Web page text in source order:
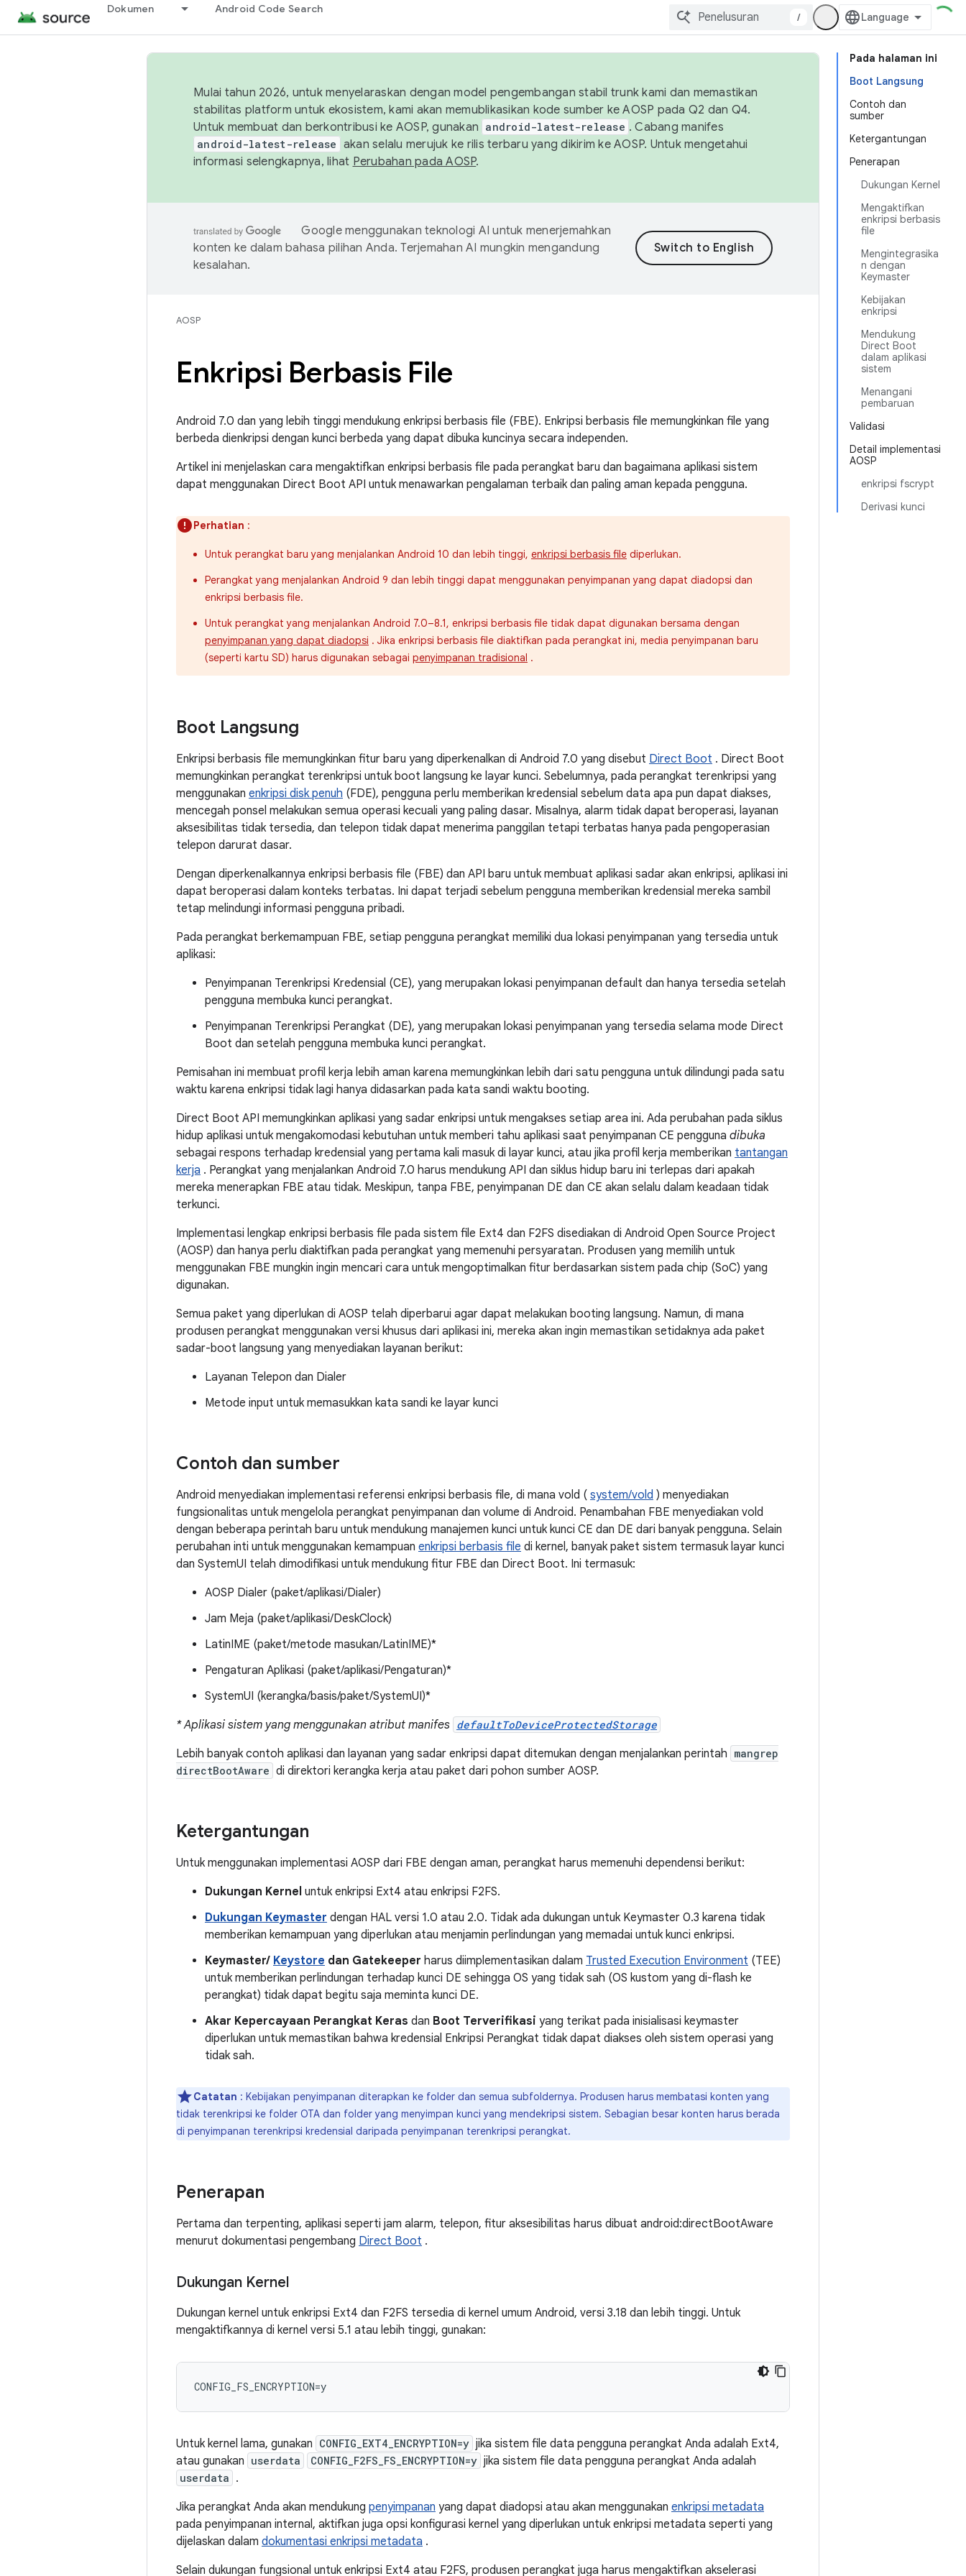
Dokumen Android Code Search
/
Pada halaman ini
Boot Langsung
Contoh dan
sumber
Ketergantungan
Penerapan
Dukungan Kernel
Mengaktifkan
enkripsi berbasis
file
Mengintegrasika
n dengan
Keymaster
Kebijakan
enkripsi
Mendukung
Direct Boot
dalam aplikasi
sistem
Menangani
pembaruan
Validasi
Detail implementasi
AOSP
enkripsi fscrypt
Derivasi kunci
Mulai tahun 2026, untuk menyelaraskan dengan model pengembangan stabil trunk kami dan memastikan
stabilitas platform untuk ekosistem, kami akan memublikasikan kode sumber ke AOSP pada Q2 dan Q4.
Untuk membuat dan berkontribusi ke AOSP, gunakan android-latest-release . Cabang manifes
android-latest-release akan selalu merujuk ke rilis terbaru yang dikirim ke AOSP. Untuk mengetahui
informasi selengkapnya, lihat Perubahan pada AOSP.
Google menggunakan teknologi AI untuk menerjemahkan
konten ke dalam bahasa pilihan Anda. Terjemahan AI mungkin mengandung
kesalahan.
AOSP
Enkripsi Berbasis File
Android 7.0 dan yang lebih tinggi mendukung enkripsi berbasis file (FBE). Enkripsi berbasis file memungkinkan file yang
berbeda dienkripsi dengan kunci berbeda yang dapat dibuka kuncinya secara independen.
Artikel ini menjelaskan cara mengaktifkan enkripsi berbasis file pada perangkat baru dan bagaimana aplikasi sistem
dapat menggunakan Direct Boot API untuk menawarkan pengalaman terbaik dan paling aman kepada pengguna.
Perhatian :
Untuk perangkat baru yang menjalankan Android 10 dan lebih tinggi, enkripsi berbasis file diperlukan.
Perangkat yang menjalankan Android 9 dan lebih tinggi dapat menggunakan penyimpanan yang dapat diadopsi dan
enkripsi berbasis file.
Untuk perangkat yang menjalankan Android 7.0–8.1, enkripsi berbasis file tidak dapat digunakan bersama dengan
penyimpanan yang dapat diadopsi . Jika enkripsi berbasis file diaktifkan pada perangkat ini, media penyimpanan baru
(seperti kartu SD) harus digunakan sebagai penyimpanan tradisional .
Boot Langsung
Enkripsi berbasis file memungkinkan fitur baru yang diperkenalkan di Android 7.0 yang disebut Direct Boot . Direct Boot
memungkinkan perangkat terenkripsi untuk boot langsung ke layar kunci. Sebelumnya, pada perangkat terenkripsi yang
menggunakan enkripsi disk penuh (FDE), pengguna perlu memberikan kredensial sebelum data apa pun dapat diakses,
mencegah ponsel melakukan semua operasi kecuali yang paling dasar. Misalnya, alarm tidak dapat beroperasi, layanan
aksesibilitas tidak tersedia, dan telepon tidak dapat menerima panggilan tetapi terbatas hanya pada pengoperasian
telepon darurat dasar.
Dengan diperkenalkannya enkripsi berbasis file (FBE) dan API baru untuk membuat aplikasi sadar akan enkripsi, aplikasi ini
dapat beroperasi dalam konteks terbatas. Ini dapat terjadi sebelum pengguna memberikan kredensial mereka sambil
tetap melindungi informasi pengguna pribadi.
Pada perangkat berkemampuan FBE, setiap pengguna perangkat memiliki dua lokasi penyimpanan yang tersedia untuk
aplikasi:
Penyimpanan Terenkripsi Kredensial (CE), yang merupakan lokasi penyimpanan default dan hanya tersedia setelah
pengguna membuka kunci perangkat.
Penyimpanan Terenkripsi Perangkat (DE), yang merupakan lokasi penyimpanan yang tersedia selama mode Direct
Boot dan setelah pengguna membuka kunci perangkat.
Pemisahan ini membuat profil kerja lebih aman karena memungkinkan lebih dari satu pengguna untuk dilindungi pada satu
waktu karena enkripsi tidak lagi hanya didasarkan pada kata sandi waktu booting.
Direct Boot API memungkinkan aplikasi yang sadar enkripsi untuk mengakses setiap area ini. Ada perubahan pada siklus
hidup aplikasi untuk mengakomodasi kebutuhan untuk memberi tahu aplikasi saat penyimpanan CE pengguna dibuka
sebagai respons terhadap kredensial yang pertama kali masuk di layar kunci, atau jika profil kerja memberikan tantangan
kerja . Perangkat yang menjalankan Android 7.0 harus mendukung API dan siklus hidup baru ini terlepas dari apakah
mereka menerapkan FBE atau tidak. Meskipun, tanpa FBE, penyimpanan DE dan CE akan selalu dalam keadaan tidak
terkunci.
Implementasi lengkap enkripsi berbasis file pada sistem file Ext4 dan F2FS disediakan di Android Open Source Project
(AOSP) dan hanya perlu diaktifkan pada perangkat yang memenuhi persyaratan. Produsen yang memilih untuk
menggunakan FBE mungkin ingin mencari cara untuk mengoptimalkan fitur berdasarkan sistem pada chip (SoC) yang
digunakan.
Semua paket yang diperlukan di AOSP telah diperbarui agar dapat melakukan booting langsung. Namun, di mana
produsen perangkat menggunakan versi khusus dari aplikasi ini, mereka akan ingin memastikan setidaknya ada paket
sadar-boot langsung yang menyediakan layanan berikut:
Layanan Telepon dan Dialer
Metode input untuk memasukkan kata sandi ke layar kunci
Contoh dan sumber
Android menyediakan implementasi referensi enkripsi berbasis file, di mana vold ( system/vold ) menyediakan
fungsionalitas untuk mengelola perangkat penyimpanan dan volume di Android. Penambahan FBE menyediakan vold
dengan beberapa perintah baru untuk mendukung manajemen kunci untuk kunci CE dan DE dari banyak pengguna. Selain
perubahan inti untuk menggunakan kemampuan enkripsi berbasis file di kernel, banyak paket sistem termasuk layar kunci
dan SystemUI telah dimodifikasi untuk mendukung fitur FBE dan Direct Boot. Ini termasuk:
AOSP Dialer (paket/aplikasi/Dialer)
Jam Meja (paket/aplikasi/DeskClock)
LatinIME (paket/metode masukan/LatinIME)*
Pengaturan Aplikasi (paket/aplikasi/Pengaturan)*
SystemUI (kerangka/basis/paket/SystemUI)*
* Aplikasi sistem yang menggunakan atribut manifes defaultToDeviceProtectedStorage
Lebih banyak contoh aplikasi dan layanan yang sadar enkripsi dapat ditemukan dengan menjalankan perintah mangrep
directBootAware di direktori kerangka kerja atau paket dari pohon sumber AOSP.
Ketergantungan
Untuk menggunakan implementasi AOSP dari FBE dengan aman, perangkat harus memenuhi dependensi berikut:
Dukungan Kernel untuk enkripsi Ext4 atau enkripsi F2FS.
Dukungan Keymaster dengan HAL versi 1.0 atau 2.0. Tidak ada dukungan untuk Keymaster 0.3 karena tidak
memberikan kemampuan yang diperlukan atau menjamin perlindungan yang memadai untuk kunci enkripsi.
Keymaster/ Keystore dan Gatekeeper harus diimplementasikan dalam Trusted Execution Environment (TEE)
untuk memberikan perlindungan terhadap kunci DE sehingga OS yang tidak sah (OS kustom yang di-flash ke
perangkat) tidak dapat begitu saja meminta kunci DE.
Akar Kepercayaan Perangkat Keras dan Boot Terverifikasi yang terikat pada inisialisasi keymaster
diperlukan untuk memastikan bahwa kredensial Enkripsi Perangkat tidak dapat diakses oleh sistem operasi yang
tidak sah.
Catatan : Kebijakan penyimpanan diterapkan ke folder dan semua subfoldernya. Produsen harus membatasi konten yang
tidak terenkripsi ke folder OTA dan folder yang menyimpan kunci yang mendekripsi sistem. Sebagian besar konten harus berada
di penyimpanan terenkripsi kredensial daripada penyimpanan terenkripsi perangkat.
Penerapan
Pertama dan terpenting, aplikasi seperti jam alarm, telepon, fitur aksesibilitas harus dibuat android:directBootAware
menurut dokumentasi pengembang Direct Boot .
Dukungan Kernel
Dukungan kernel untuk enkripsi Ext4 dan F2FS tersedia di kernel umum Android, versi 3.18 dan lebih tinggi. Untuk
mengaktifkannya di kernel versi 5.1 atau lebih tinggi, gunakan:
Untuk kernel lama, gunakan CONFIG_EXT4_ENCRYPTION=y jika sistem file data pengguna perangkat Anda adalah Ext4,
atau gunakan userdata CONFIG_F2FS_FS_ENCRYPTION=y jika sistem file data pengguna perangkat Anda adalah
userdata .
Jika perangkat Anda akan mendukung penyimpanan yang dapat diadopsi atau akan menggunakan enkripsi metadata
pada penyimpanan internal, aktifkan juga opsi konfigurasi kernel yang diperlukan untuk enkripsi metadata seperti yang
dijelaskan dalam dokumentasi enkripsi metadata .
Selain dukungan fungsional untuk enkripsi Ext4 atau F2FS, produsen perangkat juga harus mengaktifkan akselerasi